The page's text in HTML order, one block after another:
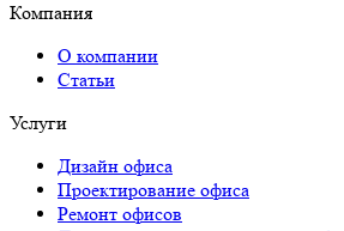
Компания
О компании
Статьи
Услуги
Дизайн офиса
Проектирование офиса
Ремонт офисов